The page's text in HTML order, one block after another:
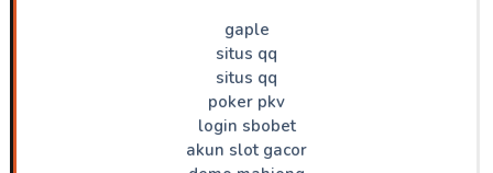
gaple
situs qq
situs qq
poker pkv
login sbobet
akun slot gacor